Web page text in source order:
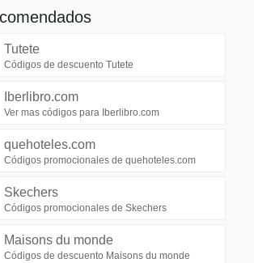
Tutete
Códigos de descuento Tutete
Iberlibro.com
Ver mas códigos para Iberlibro.com
quehoteles.com
Códigos promocionales de quehoteles.com
Skechers
Códigos promocionales de Skechers
Maisons du monde
Códigos de descuento Maisons du monde